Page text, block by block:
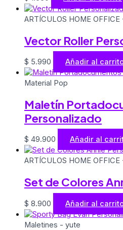
ARTÍCULOS HOME
Vector Roller
$ 5.990 Añadir al
Material Pop
Maletín
Personalizado
$ 49.900 Añadir al
ARTÍCULOS HOME
Set de Colores
$ 8.900 Añadir al
Maletines - yute